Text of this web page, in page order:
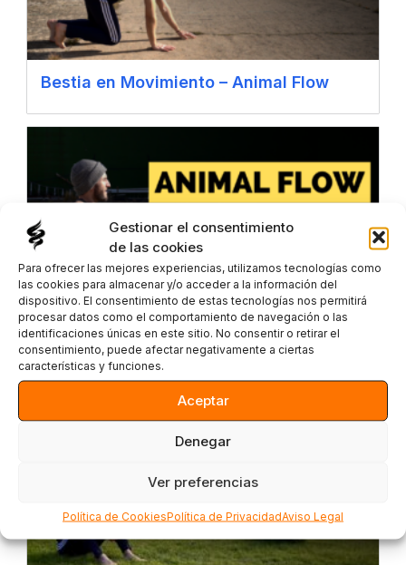
Gestionar el consentimiento
de las cookies
Para ofrecer las mejores experiencias, utilizamos tecnologías como
las cookies para almacenar y/o acceder a la información del
dispositivo. El consentimiento de estas tecnologías nos permitirá
procesar datos como el comportamiento de navegación o las
identificaciones únicas en este sitio. No consentir o retirar el
consentimiento, puede afectar negativamente a ciertas
características y funciones.
Aceptar
Denegar
Ver preferencias
Política de CookiesPolítica de PrivacidadAviso Legal
Bestia en Movimiento – Animal Flow
Cangrejo en Movimiento – Animal Flow